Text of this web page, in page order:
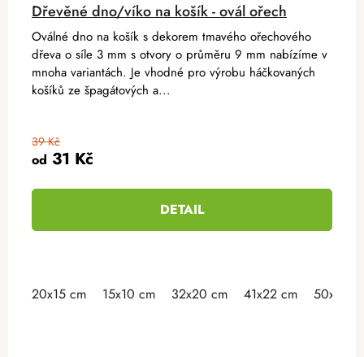
Dřevěné dno/víko na košík - ovál ořech
od 31 Kč
39 Kč
DETAIL
Oválné dno na košík s dekorem tmavého ořechového
dřeva o síle 3 mm s otvory o průměru 9 mm nabízíme v
mnoha variantách. Je vhodné pro výrobu háčkovaných
košíků ze špagátových a...
20x15 cm 15x10 cm 32x20 cm 41x22 cm 50x30